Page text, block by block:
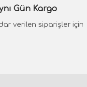
Gün Kargo
verilen siparişler için